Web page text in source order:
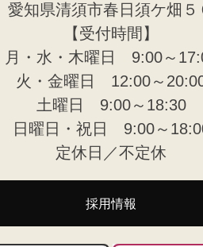
愛知県清須市春日須ケ畑５
【受付時間】
月・水・木曜日 9:00～
火・金曜日 12:00～
土曜日 9:00～18:30
日曜日・祝日 9:00～
定休日／不定休
採用情報